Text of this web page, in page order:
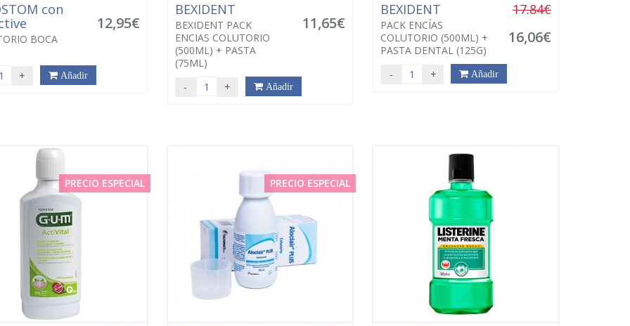
con
BOCA
12,95€
+ Añadir
BEXIDENT
BEXIDENT PACK
ENCIAS COLUTORIO
(500ML) + PASTA
(75ML)
11,65€
- + Añadir
BEXIDENT
PACK ENCÍAS
COLUTORIO (500ML) +
PASTA DENTAL (125G)
17.84€
16,06€
- + Añadir
PRECIO ESPECIAL PRECIO ESPECIAL